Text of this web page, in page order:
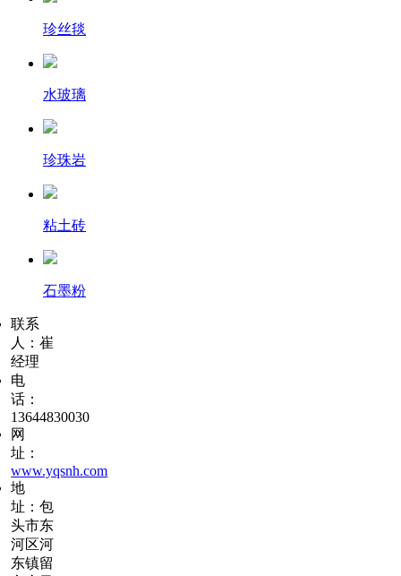
珍丝毯
水玻璃
珍珠岩
粘土砖
石墨粉
联系
人：崔
经理
电
话：
13644830030
网
址：
www.yqsnh.com
地
址：包
头市东
河区河
东镇留